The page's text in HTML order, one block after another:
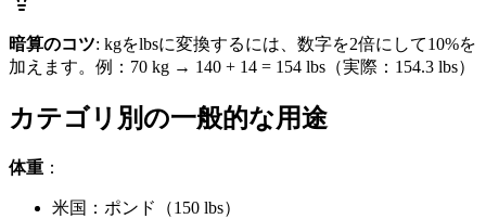
暗算のコツ: kgをlbsに変換するには、数字を2倍にして10%を
加えます。例：70 kg → 140 + 14 = 154 lbs（実際：154.3 lbs）
カテゴリ別の一般的な用途
体重 ：
米国：ポンド（150 lbs）